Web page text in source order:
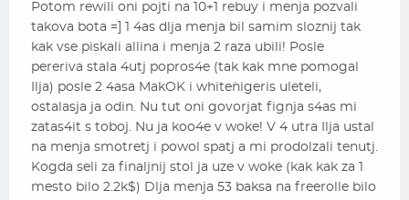
Potom rewili oni pojti na 10+1 rebuy i menja pozvali
takova bota =] 1 4as dlja menja bil samim sloznij tak
kak vse piskali allina i menja 2 raza ubili! Posle
pereriva stala 4utj popros4e (tak kak mne pomogal
Ilja) posle 2 4asa MakOK i white`nigeris uleteli,
ostalasja ja odin. Nu tut oni govorjat fignja s4as mi
zatas4it s toboj. Nu ja koo4e v woke! V 4 utra Ilja ustal
na menja smotretj i powol spatj a mi prodolzali tenutj.
Kogda seli za finaljnij stol ja uze v woke (kak kak za 1
mesto bilo 2.2k$) Dlja menja 53 baksa na freerolle bilo